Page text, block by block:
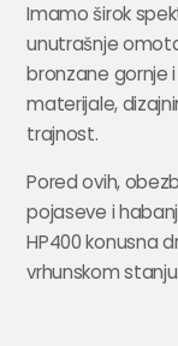
Imamo širok
unutrašnje
bronzane gornje
materijale,
trajnost.
Pored ovih,
pojaseve i
HP400 konusna
vrhunskom stanju.